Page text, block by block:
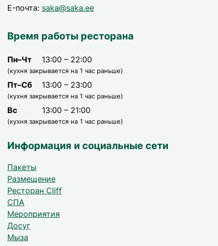
E-почта: saka@saka.ee
Время работы ресторана
Пн–Чт 13:00 – 22:00
(кухня закрывается на 1 час раньше)
Пт–Сб 13:00 – 23:00
(кухня закрывается на 1 час раньше)
Вс 13:00 – 21:00
(кухня закрывается на 1 час раньше)
Информация и социальные сети
Пакеты
Размещение
Ресторан Cliff
СПА
Мероприятия
Досуг
Мыза